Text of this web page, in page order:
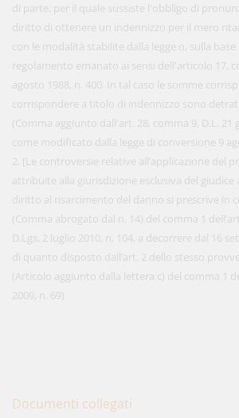
di parte, per il quale sussiste l'obbligo di
diritto di ottenere un indennizzo per il mero
con le modalità stabilite dalla legge o, sulla base
regolamento emanato ai sensi dell'articolo 17,
agosto 1988, n. 400. In tal caso le somme
corrispondere a titolo di indennizzo sono
(Comma aggiunto dall'art. 28, comma 9, D.L. 21
come modificato dalla legge di conversione 9
2. [Le controversie relative all’applicazione del
attribuite alla giurisdizione esclusiva del
diritto al risarcimento del danno si prescrive in
(Comma abrogato dal n. 14) del comma 1
D.Lgs. 2 luglio 2010, n. 104, a decorrere dal 16
di quanto disposto dall’art. 2 dello stesso
(Articolo aggiunto dalla lettera c) del comma 1
2009, n. 69)
Documenti collegati